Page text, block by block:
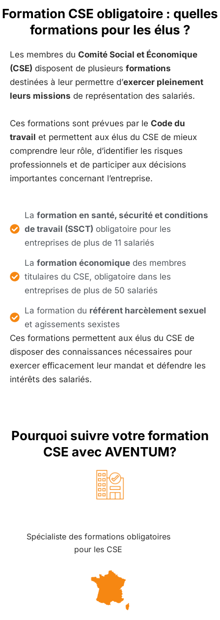
Formation CSE obligatoire : quelles
formations pour les élus ?
Les membres du Comité Social et Économique
(CSE) disposent de plusieurs formations
destinées à leur permettre d’exercer pleinement
leurs missions de représentation des salariés.
Ces formations sont prévues par le Code du
travail et permettent aux élus du CSE de mieux
comprendre leur rôle, d’identifier les risques
professionnels et de participer aux décisions
importantes concernant l’entreprise.
La formation en santé, sécurité et conditions
de travail (SSCT) obligatoire pour les
entreprises de plus de 11 salariés
La formation économique des membres
titulaires du CSE, obligatoire dans les
entreprises de plus de 50 salariés
La formation du référent harcèlement sexuel
et agissements sexistes
Ces formations permettent aux élus du CSE de
disposer des connaissances nécessaires pour
exercer efficacement leur mandat et défendre les
intérêts des salariés.
Pourquoi suivre votre formation
CSE avec AVENTUM?
Spécialiste des formations obligatoires
pour les CSE